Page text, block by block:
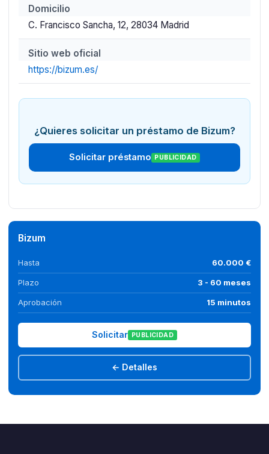
Domicilio
C. Francisco Sancha, 12, 28034 Madrid
Sitio web oficial
https://bizum.es/
¿Quieres solicitar un préstamo de Bizum?
Solicitar préstamo PUBLICIDAD
Bizum
Hasta 60.000 €
Plazo 3 - 60 meses
Aprobación 15 minutos
Solicitar PUBLICIDAD
← Detalles